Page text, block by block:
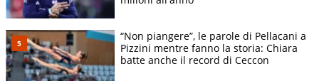
“Non piangere”, le parole di Pellacani a
Pizzini mentre fanno la storia: Chiara
batte anche il record di Ceccon